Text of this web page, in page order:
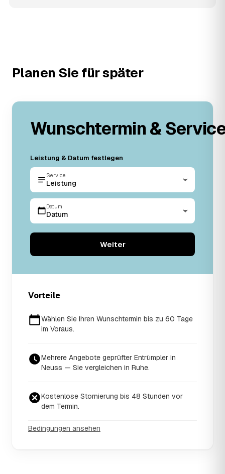
Planen Sie für später
Wunschtermin &
Leistung & Datum festlegen
Service
Leistung
Datum
Datum
Weiter
Vorteile
Wählen Sie Ihren Wunschtermin bis zu 60 Tage
im Voraus.
Mehrere Angebote geprüfter Entrümpler in
Neuss — Sie vergleichen in Ruhe.
Kostenlose Stornierung bis 48 Stunden vor
dem Termin.
Bedingungen ansehen